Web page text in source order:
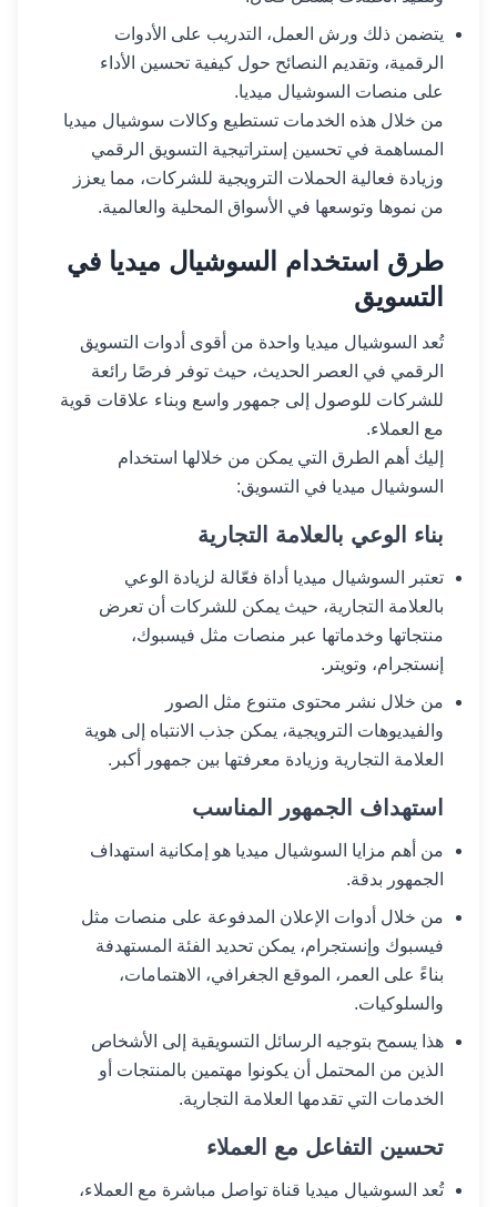
يتضمن ذلك ورش العمل، التدريب على الأدوات
الرقمية، وتقديم النصائح حول كيفية تحسين الأداء
على منصات السوشيال ميديا.
من خلال هذه الخدمات تستطيع وكالات سوشيال ميديا
المساهمة في تحسين إستراتيجية التسويق الرقمي
وزيادة فعالية الحملات الترويجية للشركات، مما يعزز
من نموها وتوسعها في الأسواق المحلية والعالمية.
طرق استخدام السوشيال ميديا في
التسويق
تُعد السوشيال ميديا واحدة من أقوى أدوات التسويق
الرقمي في العصر الحديث، حيث توفر فرصًا رائعة
للشركات للوصول إلى جمهور واسع وبناء علاقات قوية
مع العملاء.
إليك أهم الطرق التي يمكن من خلالها استخدام
السوشيال ميديا في التسويق:
بناء الوعي بالعلامة التجارية
تعتبر السوشيال ميديا أداة فعّالة لزيادة الوعي
بالعلامة التجارية، حيث يمكن للشركات أن تعرض
منتجاتها وخدماتها عبر منصات مثل فيسبوك،
إنستجرام، وتويتر.
من خلال نشر محتوى متنوع مثل الصور
والفيديوهات الترويجية، يمكن جذب الانتباه إلى هوية
العلامة التجارية وزيادة معرفتها بين جمهور أكبر.
استهداف الجمهور المناسب
من أهم مزايا السوشيال ميديا هو إمكانية استهداف
الجمهور بدقة.
من خلال أدوات الإعلان المدفوعة على منصات مثل
فيسبوك وإنستجرام، يمكن تحديد الفئة المستهدفة
بناءً على العمر، الموقع الجغرافي، الاهتمامات،
والسلوكيات.
هذا يسمح بتوجيه الرسائل التسويقية إلى الأشخاص
الذين من المحتمل أن يكونوا مهتمين بالمنتجات أو
الخدمات التي تقدمها العلامة التجارية.
تحسين التفاعل مع العملاء
تُعد السوشيال ميديا قناة تواصل مباشرة مع العملاء،